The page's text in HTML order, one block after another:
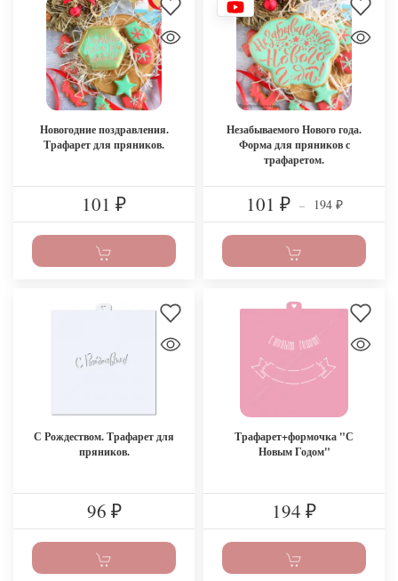
Новогодние поздравления.
Трафарет для пряников.
101 ₽
Незабываемого Нового года.
Форма для пряников с
трафаретом.
101 ₽ – 194 ₽
С Рождеством. Трафарет для
пряников.
96 ₽
Трафарет+формочка "С
Новым Годом"
194 ₽